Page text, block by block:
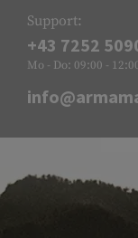
Support:
+43 7252
Mo - Do: 09:00 -